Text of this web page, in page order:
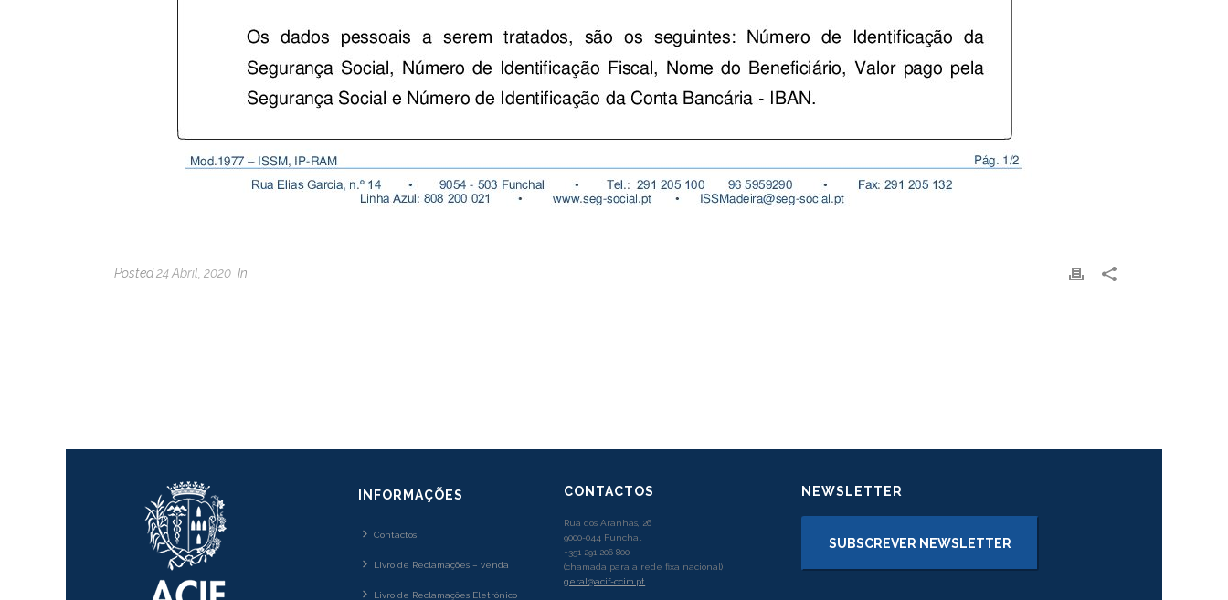
Posted24 Abril, 2020 In
INFORMAÇÕES
Contactos
Livro de Reclamações – venda
Livro de Reclamações Eletrónico
CONTACTOS
Rua dos Aranhas, 26
9000-044 Funchal
+351 291 206 800
(chamada para a rede fixa nacional)
geral@acif-ccim.pt
NEWSLETTER
SUBSCREVER NEWSLETTER